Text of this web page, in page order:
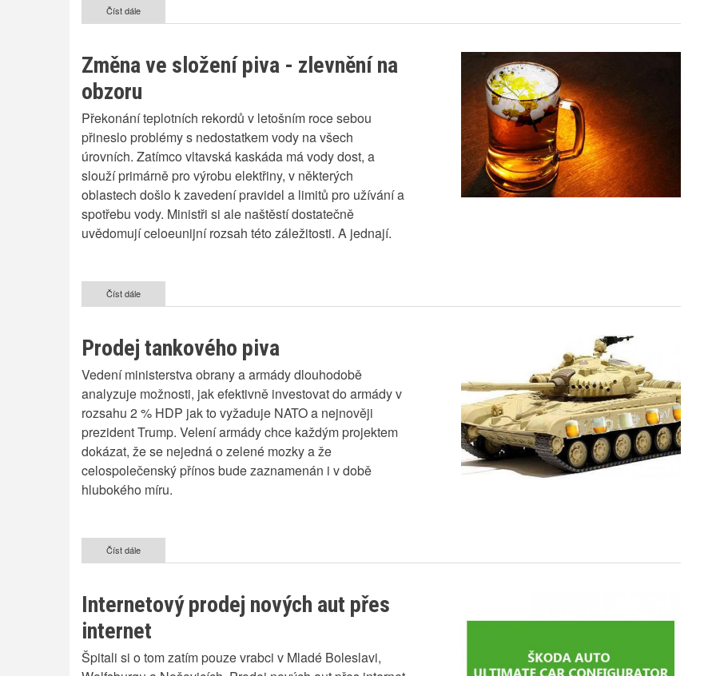
Číst dále
Důvody
Plekance
Lucie
Změna ve složení piva - zlevnění na
obzoru
Překonání teplotních rekordů v letošním roce sebou
přineslo problémy s nedostatkem vody na všech
úrovních. Zatímco vltavská kaskáda má vody dost, a
slouží primárně pro výrobu elektřiny, v některých
oblastech došlo k zavedení pravidel a limitů pro užívání a
spotřebu vody. Ministři si ale naštěstí dostatečně
uvědomují celoeunijní rozsah této záležitosti. A jednají.
Číst dále
Změna
piva
zlevnění
obzoru
Prodej tankového piva
Vedení ministerstva obrany a armády dlouhodobě
analyzuje možnosti, jak efektivně investovat do armády v
rozsahu 2 % HDP jak to vyžaduje NATO a nejnověji
prezident Trump. Velení armády chce každým projektem
dokázat, že se nejedná o zelené mozky a že
celospolečenský přínos bude zaznamenán i v době
hlubokého míru.
Číst dále
Prodej
Internetový prodej nových aut přes
internet
Špitali si o tom zatím pouze vrabci v Mladé Boleslavi,